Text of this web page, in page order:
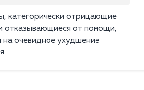
категорически отрицающие
отказывающиеся от помощи,
на очевидное ухудшение